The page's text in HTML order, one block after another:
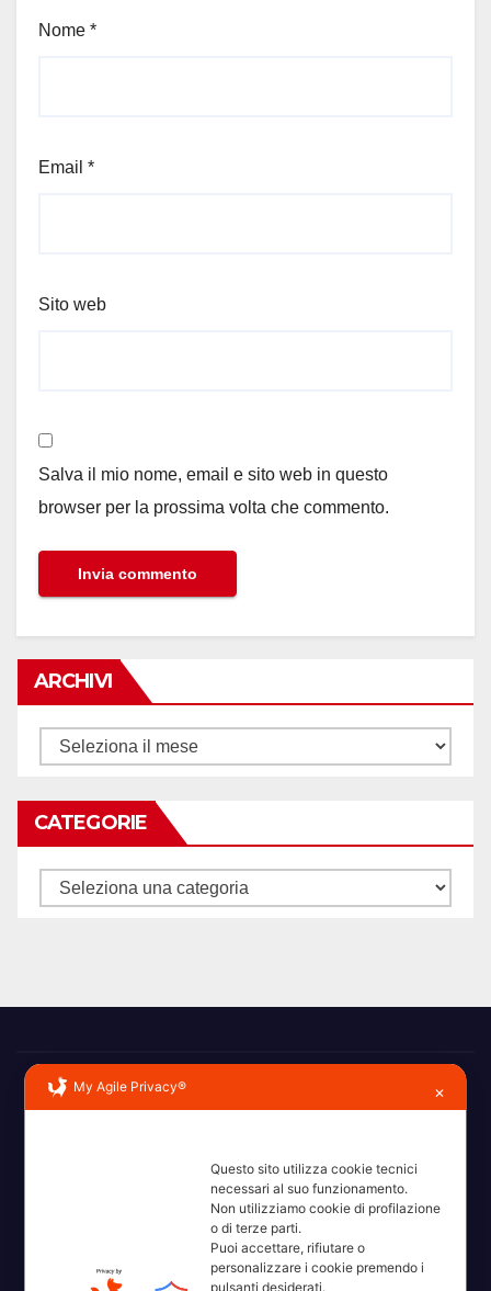
Nome *
Email *
Sito web
Salva il mio nome, email e sito web in questo
browser per la prossima volta che commento.
ARCHIVI
Archivi
CATEGORIE
Categorie
Erba, Brianza, Lario: raccontate con la serietà di chi non
ricorda la domanda.
My Agile Privacy® ✕
Questo sito utilizza cookie tecnici
necessari al suo funzionamento.
Non utilizziamo cookie di profilazione
o di terze parti.
Puoi accettare, rifiutare o
personalizzare i cookie premendo i
pulsanti desiderati.